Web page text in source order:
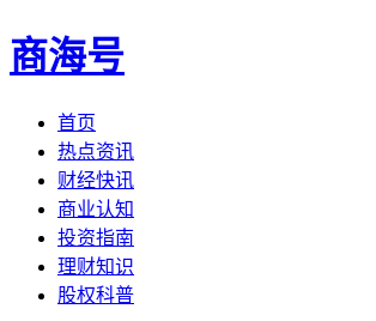
商海号
首页
热点资讯
财经快讯
商业认知
投资指南
理财知识
股权科普